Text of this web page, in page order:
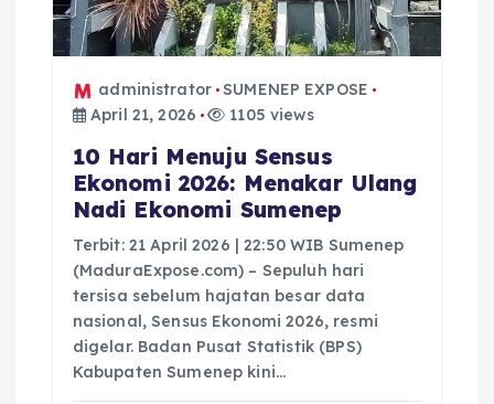
administrator SUMENEP EXPOSE
April 21, 2026
1105 views
10 Hari Menuju Sensus
Ekonomi 2026: Menakar Ulang
Nadi Ekonomi Sumenep
Terbit: 21 April 2026 | 22:50 WIB Sumenep
(MaduraExpose.com) – Sepuluh hari
tersisa sebelum hajatan besar data
nasional, Sensus Ekonomi 2026, resmi
digelar. Badan Pusat Statistik (BPS)
Kabupaten Sumenep kini…